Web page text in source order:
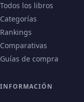
Todos los libros
Categorías
Rankings
Comparativas
Guías de compra
INFORMACIÓN